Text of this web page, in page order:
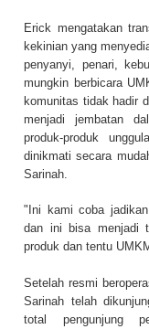
Erick mengatakan
kekinian yang
penyanyi, penari,
mungkin berbicara
komunitas tidak hadir
menjadi jembatan
produk-produk
dinikmati secara
Sarinah.
"Ini kami coba
dan ini bisa menjadi
produk dan tentu
Setelah resmi
Sarinah telah
total pengunjung